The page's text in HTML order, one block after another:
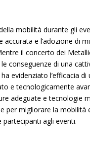
mobilità durante gli
accurata e l’adozione di
il concerto dei
conseguenze di una
evidenziato l’efficacia di
e tecnologicamente
adeguate e tecnologie
per migliorare la mobilità
partecipanti agli eventi.